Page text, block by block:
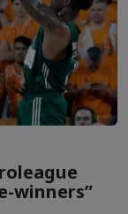
winners”